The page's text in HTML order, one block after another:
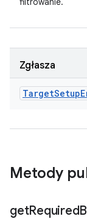
Zgłasza
TargetSetup
Metody
getRequired